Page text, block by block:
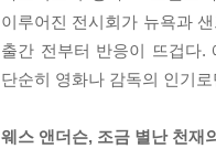
물론 웨스 앤더슨에게 ‘초안
전혀 없었다. 완성작 같았다
에 비해 어찌나 복잡해 보이
A : 아뇨, 그럴 의향이 있습니
이루어진 전시회가 뉴욕과
출간 전부터 반응이 뜨겁다.
단순히 영화나 감독의 인기
웨스 앤더슨, 조금 별난 천재